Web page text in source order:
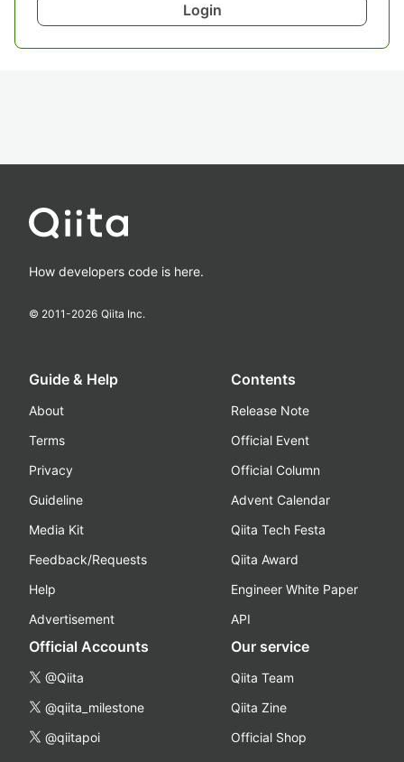
Login
How developers code is here.
© 2011-2026 Qiita Inc.
Guide & Help
About
Terms
Privacy
Guideline
Media Kit
Feedback/Requests
Help
Advertisement
Contents
Release Note
Official Event
Official Column
Advent Calendar
Qiita Tech Festa
Qiita Award
Engineer White Paper
API
Official Accounts
@Qiita
@qiita_milestone
@qiitapoi
Our service
Qiita Team
Qiita Zine
Official Shop